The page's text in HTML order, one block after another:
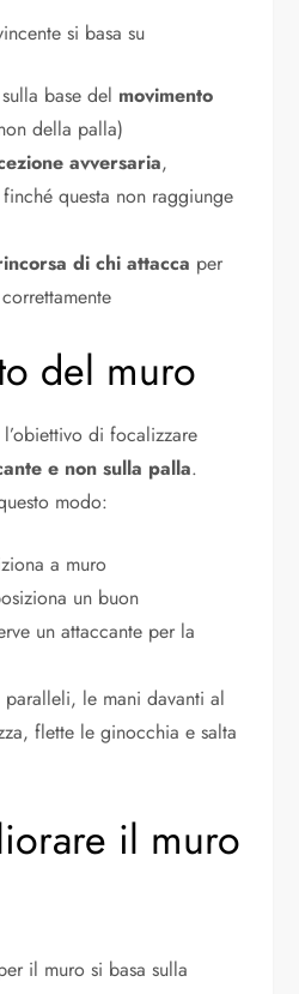
si basa su
base del movimento
della palla)
avversaria,
questa non raggiunge
di chi attacca per
del muro
di focalizzare
e non sulla palla.
modo:
a muro
un buon
un attaccante per la
le mani davanti al
flette le ginocchia e salta
il muro
il muro si basa sulla